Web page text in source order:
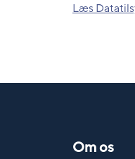
Læs
Om os